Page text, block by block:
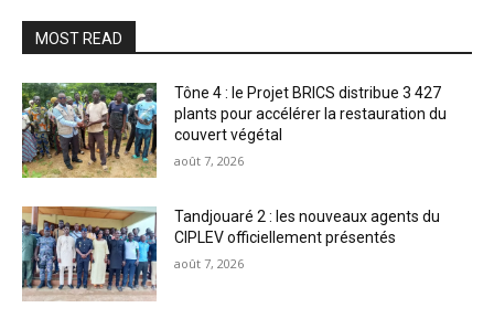
MOST READ
Tône 4 : le Projet BRICS distribue 3 427
plants pour accélérer la restauration du
couvert végétal
août 7, 2026
Tandjouaré 2 : les nouveaux agents du
CIPLEV officiellement présentés
août 7, 2026